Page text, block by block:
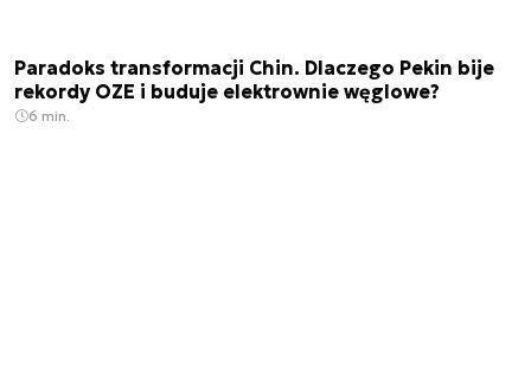
Paradoks transformacji Chin. Dlaczego Pekin bije
rekordy OZE i buduje elektrownie węglowe?
6 min.